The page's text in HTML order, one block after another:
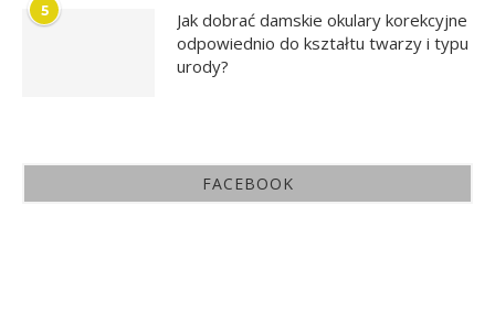
5
Jak dobrać damskie okulary korekcyjne
odpowiednio do kształtu twarzy i typu
urody?
FACEBOOK